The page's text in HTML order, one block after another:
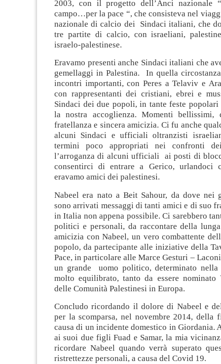
2003, con il progetto dell’Anci nazionale
campo…per la pace “, che consisteva nel
nazionale di calcio dei Sindaci italiani, che
tre partite di calcio, con israeliani,
israelo-palestinese.
Eravamo presenti anche Sindaci italiani che
gemellaggi in Palestina. In quella
incontri importanti, con Peres a Telaviv e
con rappresentanti dei cristiani, ebrei e
Sindaci dei due popoli, in tante feste popolari
la nostra accoglienza. Momenti bellissimi,
fratellanza e sincera amicizia. Ci fu anche
alcuni Sindaci e ufficiali oltranzisti
termini poco appropriati nei confronti
l’arroganza di alcuni ufficiali ai posti di
consentirci di entrare a Gerico, urlandoci
eravamo amici dei palestinesi.
Nabeel era nato a Beit Sahour, da dove nei
sono arrivati messaggi di tanti amici e di suo
in Italia non appena possibile. Ci sarebbero
politici e personali, da raccontare della
amicizia con Nabeel, un vero combattente
popolo, da partecipante alle iniziative della
Pace, in particolare alle Marce Gesturi –
un grande uomo politico, determinato nella
molto equilibrato, tanto da essere nominato
delle Comunità Palestinesi in Europa.
Concludo ricordando il dolore di Nabeel e
per la scomparsa, nel novembre 2014, della
causa di un incidente domestico in Giordania.
ai suoi due figli Fuad e Samar, la mia
ricordare Nabeel quando verrà superato
ristrettezze personali, a causa del Covid 19.